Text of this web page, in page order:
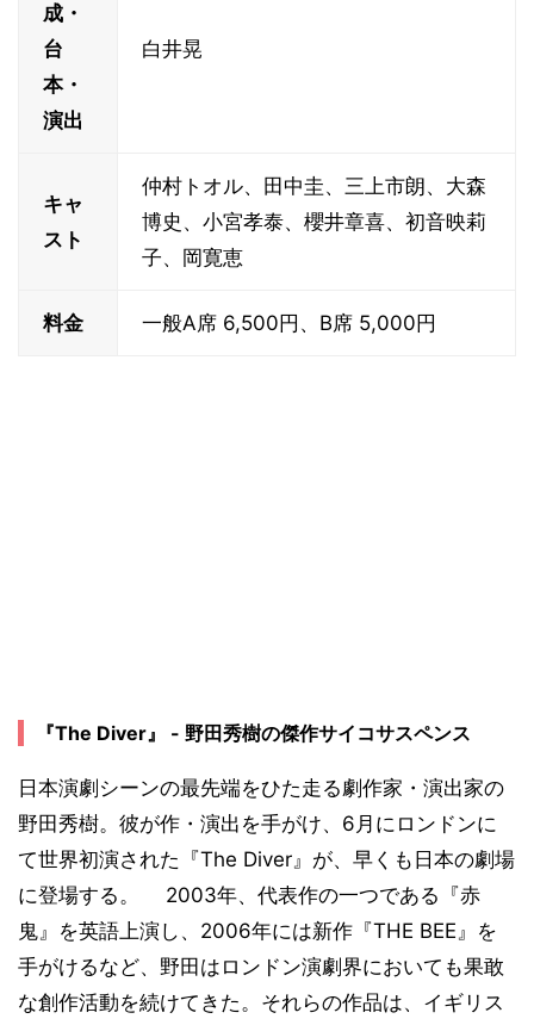
成・
台
本・
演出
白井晃
キャ
スト
仲村トオル、田中圭、三上市朗、大森
博史、小宮孝泰、櫻井章喜、初音映莉
子、岡寛恵
料金 一般A席 6,500円、B席 5,000円
『The Diver』 - 野田秀樹の傑作サイコサスペンス
日本演劇シーンの最先端をひた走る劇作家・演出家の
野田秀樹。彼が作・演出を手がけ、6月にロンドンに
て世界初演された『The Diver』が、早くも日本の劇場
に登場する。 2003年、代表作の一つである『赤
鬼』を英語上演し、2006年には新作『THE BEE』を
手がけるなど、野田はロンドン演劇界においても果敢
な創作活動を続けてきた。それらの作品は、イギリス